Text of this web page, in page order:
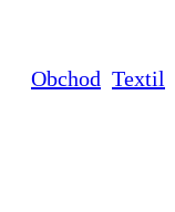
Obchod Textil